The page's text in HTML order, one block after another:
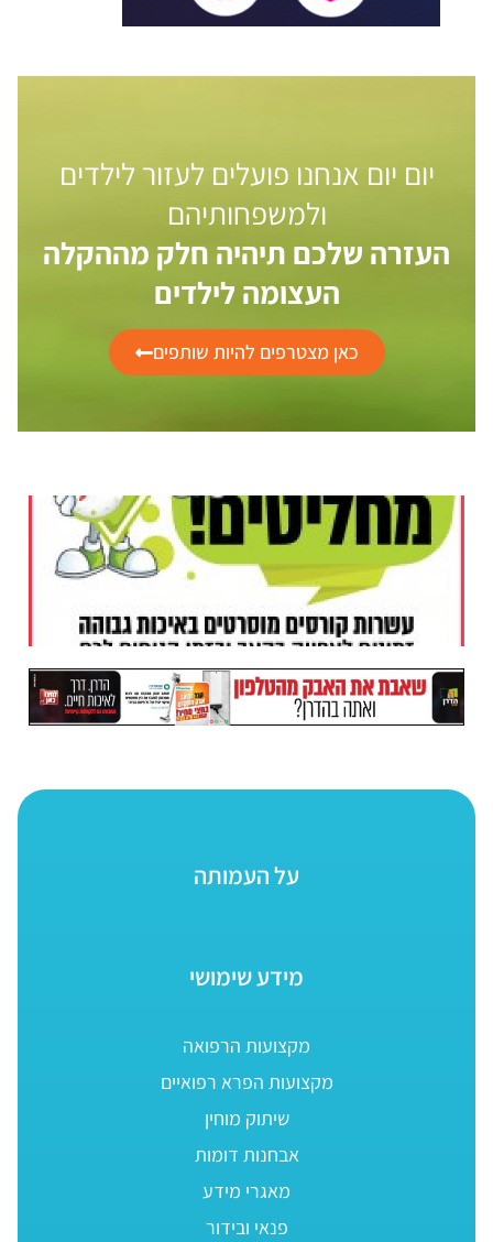
יום יום אנחנו פועלים לעזור לילדים
ולמשפחותיהם
העזרה שלכם תיהיה חלק מההקלה
העצומה לילדים
כאן מצטרפים להיות שותפים
על העמותה
מידע שימושי
מקצועות הרפואה
מקצועות הפרא רפואיים
שיתוק מוחין
אבחנות דומות
מאגרי מידע
פנאי ובידור